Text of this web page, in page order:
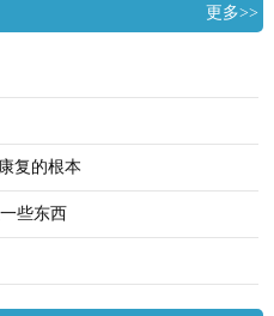
更多>>
复的根本
些东西